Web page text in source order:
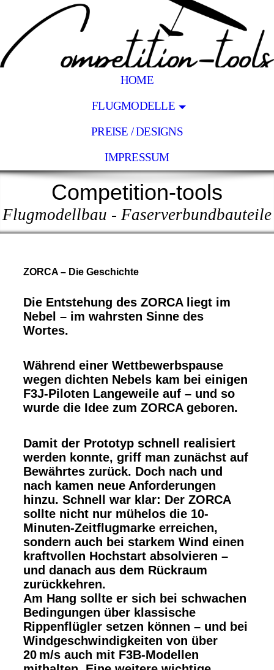
HOME
FLUGMODELLE
PREISE / DESIGNS
IMPRESSUM
Competition-tools
Flugmodellbau - Faserverbundbauteile
ZORCA – Die Geschichte
Die Entstehung des ZORCA liegt im
Nebel – im wahrsten Sinne des
Wortes.
Während einer Wettbewerbspause
wegen dichten Nebels kam bei einigen
F3J-Piloten Langeweile auf – und so
wurde die Idee zum ZORCA geboren.
Damit der Prototyp schnell realisiert
werden konnte, griff man zunächst auf
Bewährtes zurück. Doch nach und
nach kamen neue Anforderungen
hinzu. Schnell war klar: Der ZORCA
sollte nicht nur mühelos die 10-
Minuten-Zeitflugmarke erreichen,
sondern auch bei starkem Wind einen
kraftvollen Hochstart absolvieren –
und danach aus dem Rückraum
zurückkehren.
Am Hang sollte er sich bei schwachen
Bedingungen über klassische
Rippenflügler setzen können – und bei
Windgeschwindigkeiten von über
20 m/s auch mit F3B-Modellen